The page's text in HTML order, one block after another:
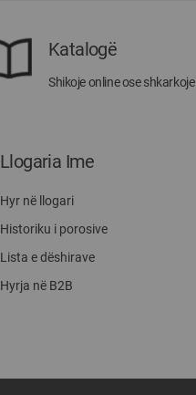
Katalogë
Shikoje online ose shkarkoje
Llogaria Ime
Hyr në llogari
Historiku i porosive
Lista e dëshirave
Hyrja në B2B